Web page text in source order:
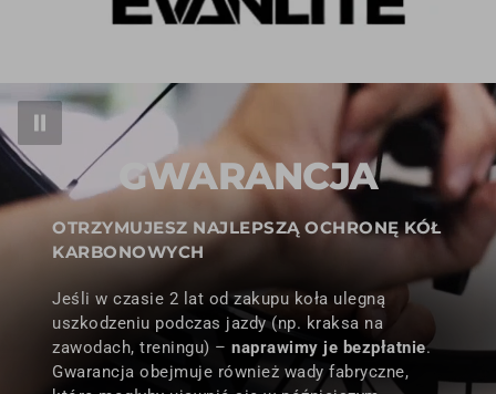
GWARANCJA
OTRZYMUJESZ NAJLEPSZĄ OCHRONĘ KÓŁ
KARBONOWYCH
Jeśli w czasie 2 lat od zakupu koła ulegną
uszkodzeniu podczas jazdy (np. kraksa na
zawodach, treningu) –naprawimy je bezpłatnie.
Gwarancja obejmuje również wady fabryczne,